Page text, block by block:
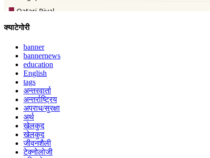
क्याटेगोरी
banner
bannernews
education
English
tags
अन्तरवार्ता
अन्तर्राष्ट्रिय
अपराध/सुरक्षा
अर्थ
खेलकुद
खेलकुद
जीवनशैली
टेक्नोलोजी